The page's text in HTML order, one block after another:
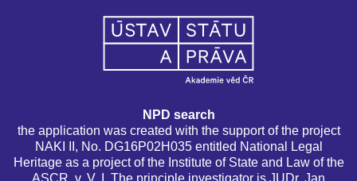
NPD search
the application was created with the support of the project
NAKI II, No. DG16P02H035 entitled National Legal
Heritage as a project of the Institute of State and Law of the
ASCR, v. V. I. The principle investigator is JUDr. Jan